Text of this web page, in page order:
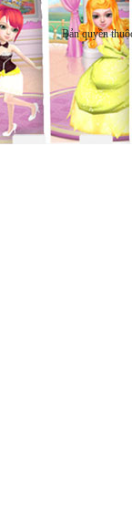
Bản quyền